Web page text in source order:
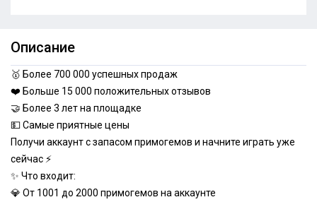
Описание
🥇 Более 700 000 успешных продаж
❤️ Больше 15 000 положительных отзывов
🤝 Более 3 лет на площадке
💵 Самые приятные цены
Получи аккаунт с запасом примогемов и начните играть уже
сейчас ⚡
✨ Что входит:
💎 От 1001 до 2000 примогемов на аккаунте